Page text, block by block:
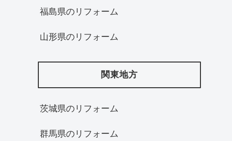
福島県のリフォーム
山形県のリフォーム
関東地方
茨城県のリフォーム
群馬県のリフォーム